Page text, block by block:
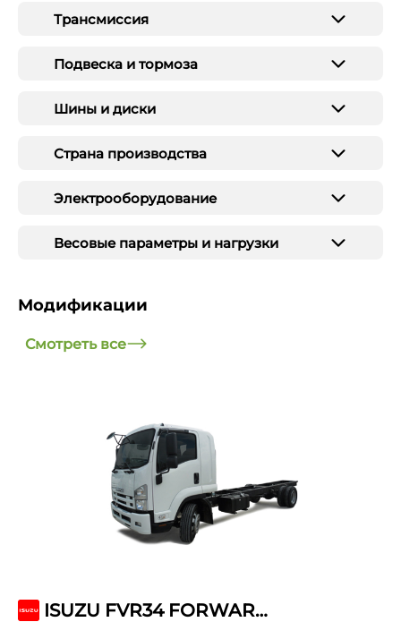
Трансмиссия
Подвеска и тормоза
Шины и диски
Страна производства
Электрооборудование
Весовые параметры и нагрузки
Модификации
Смотреть все
ISUZU FVR34 FORWARD 18.0 EXTRALONG AIR SUSP